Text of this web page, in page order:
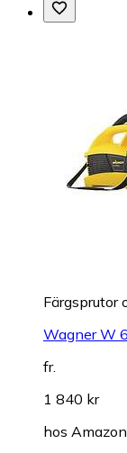
Färgsprutor
Wagner W
fr.
1 840 kr
hos